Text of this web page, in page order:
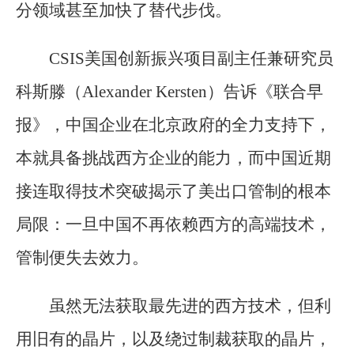
分领域甚至加快了替代步伐。
CSIS美国创新振兴项目副主任兼研究员
科斯滕（Alexander Kersten）告诉《联合早
报》，中国企业在北京政府的全力支持下，
本就具备挑战西方企业的能力，而中国近期
接连取得技术突破揭示了美出口管制的根本
局限：一旦中国不再依赖西方的高端技术，
管制便失去效力。
虽然无法获取最先进的西方技术，但利
用旧有的晶片，以及绕过制裁获取的晶片，